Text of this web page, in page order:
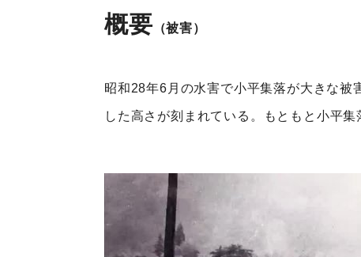
概要 （被害）
昭和28年6月の水害で小平集落が大きな被
した高さが刻まれている。もともと小平